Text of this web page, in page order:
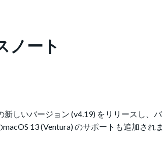
ノート
しいバージョン (v4.19) をリリースし、
13 (Ventura) のサポートも追加されま